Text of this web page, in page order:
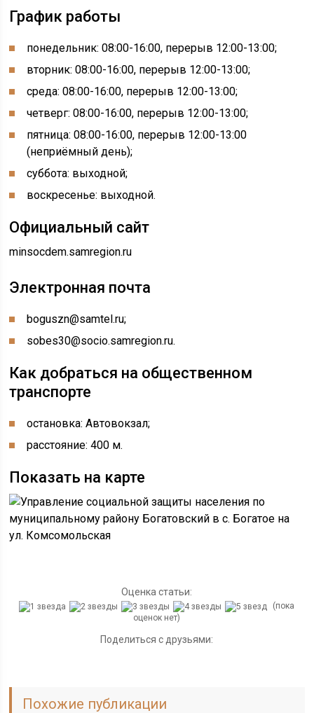
График работы
понедельник: 08:00-16:00, перерыв 12:00-13:00;
вторник: 08:00-16:00, перерыв 12:00-13:00;
среда: 08:00-16:00, перерыв 12:00-13:00;
четверг: 08:00-16:00, перерыв 12:00-13:00;
пятница: 08:00-16:00, перерыв 12:00-13:00
(неприёмный день);
суббота: выходной;
воскресенье: выходной.
Официальный сайт
minsocdem.samregion.ru
Электронная почта
boguszn@samtel.ru;
sobes30@socio.samregion.ru.
Как добраться на общественном
транспорте
остановка: Автовокзал;
расстояние: 400 м.
Показать на карте
Оценка статьи:
(пока
оценок нет)
Поделиться с друзьями:
Похожие публикации